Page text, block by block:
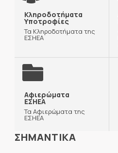
Κληροδοτήματα
Υποτροφίες
Τα Κληροδοτήματα της
ΕΣΗΕΑ
Αφιερώματα
ΕΣΗΕΑ
Τα Αφιερώματα της
ΕΣΗΕΑ
ΣΗΜΑΝΤΙΚΑ